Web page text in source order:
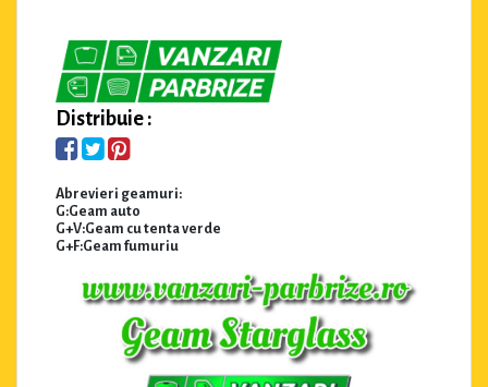
Distribuie :
Abrevieri geamuri:
G:Geam auto
G+V:Geam cu tenta verde
G+F:Geam fumuriu